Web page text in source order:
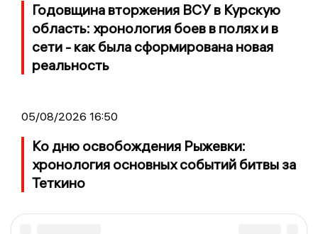
Годовщина вторжения ВСУ в Курскую
область: хронология боев в полях и в
сети - как была сформирована новая
реальность
05/08/2026 16:50
Ко дню освобождения Рыжевки:
хронология основных событий битвы за
Теткино